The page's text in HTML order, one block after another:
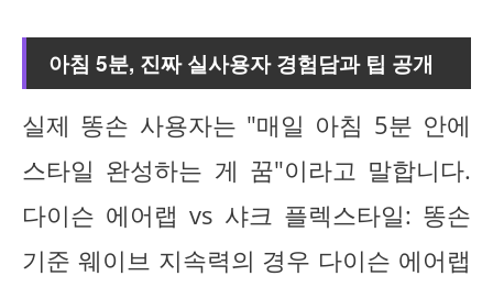
아침 5분, 진짜 실사용자 경험담과 팁 공개
실제 똥손 사용자는 "매일 아침 5분 안에
스타일 완성하는 게 꿈"이라고 말합니다.
다이슨 에어랩 vs 샤크 플렉스타일: 똥손
기준 웨이브 지속력의 경우 다이슨 에어랩